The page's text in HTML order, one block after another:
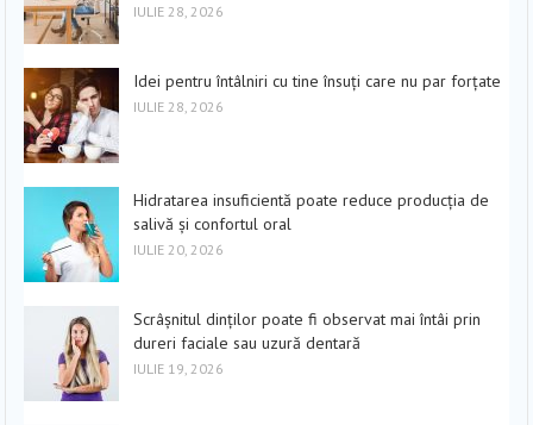
IULIE 28, 2026
Idei pentru întâlniri cu tine însuți care nu par forțate
IULIE 28, 2026
Hidratarea insuficientă poate reduce producția de
salivă și confortul oral
IULIE 20, 2026
Scrâșnitul dinților poate fi observat mai întâi prin
dureri faciale sau uzură dentară
IULIE 19, 2026